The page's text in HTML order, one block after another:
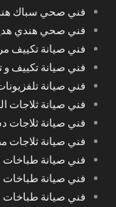
فني صحي سباك
فني صحي هندي
فني صيانة تكييف
فني صيانة تكييف
فني صيانة
فني صيانة ثلاجات
فني صيانة ثلاجات
فني صيانة ثلاجات
فني صيانة طباخات
فني صيانة طباخات
فني صيانة طباخات